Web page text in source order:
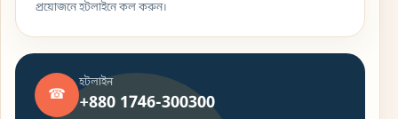
প্রয়োজনে হটলাইনে কল করুন।
☎
হটলাইন
+880 1746-300300